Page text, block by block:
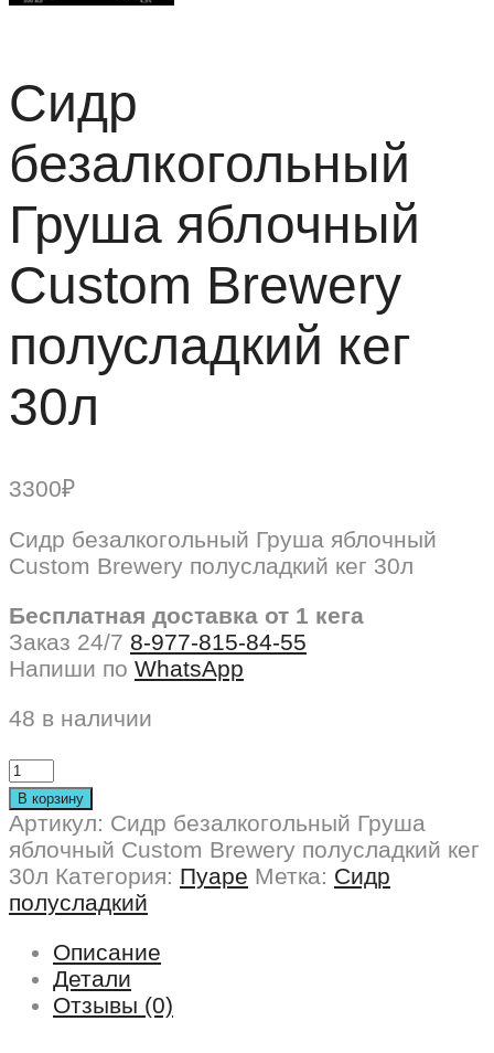
Сидр
безалкогольный
Груша яблочный
Custom Brewery
полусладкий кег
30л
3300₽
Сидр безалкогольный Груша яблочный
Custom Brewery полусладкий кег 30л
Бесплатная доставка от 1 кега
Заказ 24/7 8-977-815-84-55
Напиши по WhatsApp
48 в наличии
В корзину
Артикул: Сидр безалкогольный Груша
яблочный Custom Brewery полусладкий кег
30л Категория: Пуаре Метка: Сидр
полусладкий
Описание
Детали
Отзывы (0)